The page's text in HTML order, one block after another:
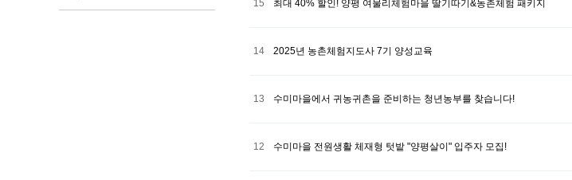
15 최대 40% 할인! 양평 여물리체험마을 딸기따기&농촌체험 패키지
14 2025년 농촌체험지도사 7기 양성교육
13 수미마을에서 귀농귀촌을 준비하는 청년농부를 찾습니다!
12 수미마을 전원생활 체재형 텃밭 "양평살이" 입주자 모집!